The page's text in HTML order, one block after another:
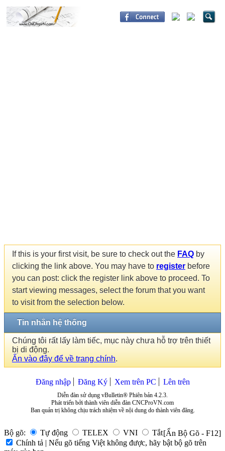
If this is your first visit, be sure to check out the FAQ by
clicking the link above. You may have to register before
you can post: click the register link above to proceed. To
start viewing messages, select the forum that you want
to visit from the selection below.
Tin nhắn hệ thống
Chúng tôi rất lấy làm tiếc, mục này chưa hỗ trợ trên thiết
bị di động.
Ấn vào đây để về trang chính.
Đăng nhập Đăng Ký Xem trên PC Lên trên
Diễn đàn sử dụng vBulletin® Phiên bản 4.2.3.
Phát triển bởi thành viên diễn đàn CNCProVN.com
Ban quản trị không chịu trách nhiệm về nội dung do thành viên đăng.
Bộ gõ: Tự động TELEX VNI Tắt[Ẩn Bộ Gõ - F12]
Chính tả | Nếu gõ tiếng Việt không được, hãy bật bộ gõ trên